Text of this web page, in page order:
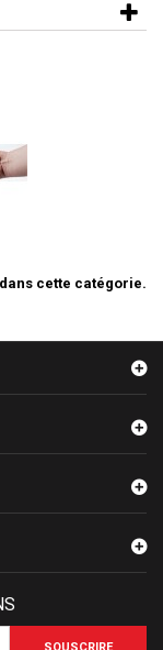
cette catégorie.